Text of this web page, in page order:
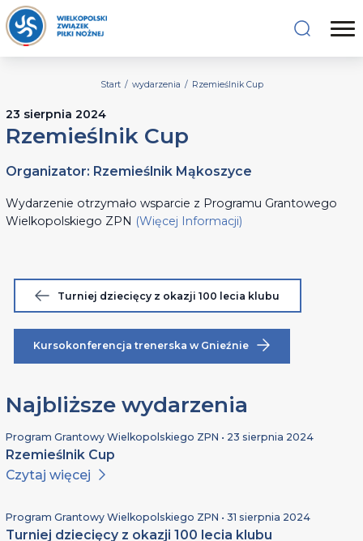
Start / wydarzenia / Rzemieślnik Cup
23 sierpnia 2024
Rzemieślnik Cup
Organizator: Rzemieślnik Mąkoszyce
Wydarzenie otrzymało wsparcie z Programu Grantowego
Wielkopolskiego ZPN (Więcej Informacji)
Turniej dziecięcy z okazji 100 lecia klubu
Kursokonferencja trenerska w Gnieźnie
Najbliższe wydarzenia
Program Grantowy Wielkopolskiego ZPN • 23 sierpnia 2024
Rzemieślnik Cup
Czytaj więcej
Program Grantowy Wielkopolskiego ZPN • 31 sierpnia 2024
Turniej dziecięcy z okazji 100 lecia klubu